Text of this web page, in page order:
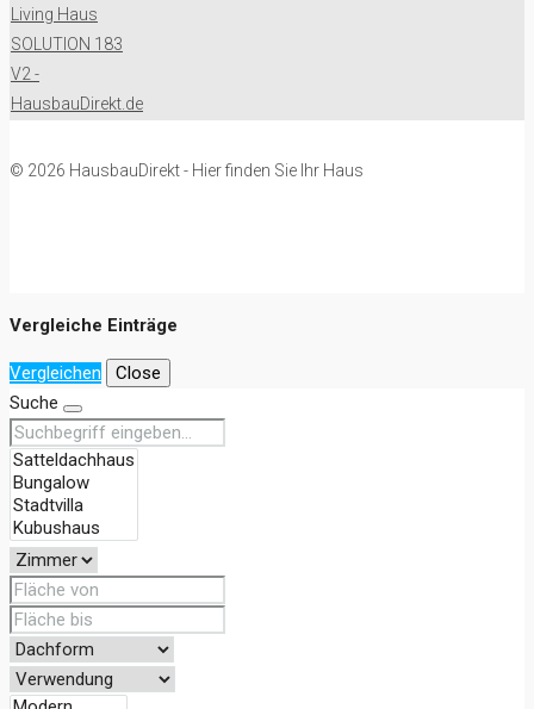
© 2026 HausbauDirekt - Hier finden Sie Ihr Haus
Vergleiche Einträge
Vergleichen
Close
Suche